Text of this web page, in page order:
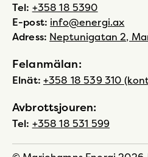
Tel: +358 18 5390
E-post: info@energi.ax
Adress: Neptunigatan 2,
Felanmälan:
Elnät: +358 18 539 310
Avbrottsjouren:
Tel: +358 18 531 599